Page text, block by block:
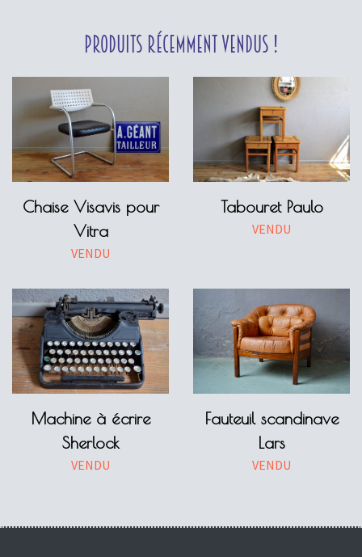
Produits récemment vendus !
Chaise Visavis pour
Vitra
VENDU
Tabouret Paulo
VENDU
Machine à écrire
Sherlock
VENDU
Fauteuil scandinave
Lars
VENDU